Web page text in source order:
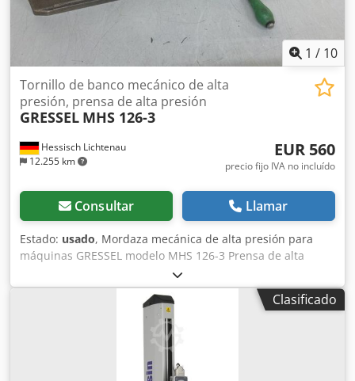
1 / 10
Hessisch Lichtenau
12.255 km
Tornillo de banco mecánico de alta
presión, prensa de alta presión
GRESSEL MHS 126-3
EUR 560
precio fijo IVA no incluído
Consultar Llamar
Estado: usado, Mordaza mecánica de alta presión para
máquinas GRESSEL modelo MHS 126-3 Prensa de alta
presión Ancho de mordaza: 125 mm Altura de mordaza: 40
mm Apertura máxima: 221 mm Fuerza de apriete: 2 / 3 / 4
toneladas Altura de la guía: 62 mm - Fuerza de apriete
ajustable en 3 niveles - Prensa de alta presión con
amplificador de fuerza mecánico - Rango de sujeción
ajustable en 2 niveles - Rosca lateral para tope de pieza
Dimensiones: 440 x 140 x 102 mm Peso: 26 kg Dkjdpfx
Clasificado